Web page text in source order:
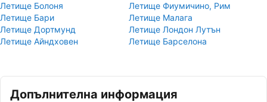
Летище Болоня
Летище Фиумичино, Рим
Летище Бари
Летище Малага
Летище Дортмунд
Летище Лондон Лутън
Летище Айндховен
Летище Барселона
Допълнителна информация